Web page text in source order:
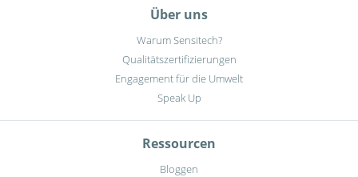
Über uns
Warum Sensitech?
Qualitätszertifizierungen
Engagement für die Umwelt
Speak Up
Ressourcen
Bloggen